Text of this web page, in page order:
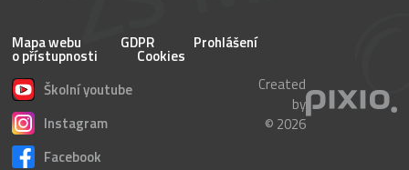
Mapa webu GDPR Prohlášení
o přístupnosti
Cookies
Školní youtube
Instagram
Facebook
Created
by
© 2026